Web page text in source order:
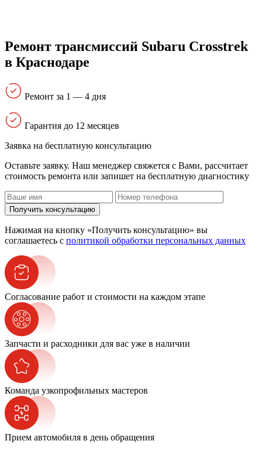
Ремонт трансмиссий Subaru Crosstrek
в Краснодаре
Ремонт за 1 — 4 дня
Гарантия до 12 месяцев
Заявка на бесплатную консультацию
Оставьте заявку. Наш менеджер свяжется с Вами, расcчитает
стоимость ремонта или запишет на бесплатную диагностику
Получить консультацию
Нажимая на кнопку «Получить консультацию» вы
соглашаетесь с политикой обработки персональных данных
Согласование работ и стоимости на каждом этапе
Запчасти и расходники для вас уже в наличии
Команда узкопрофильных мастеров
Прием автомобиля в день обращения